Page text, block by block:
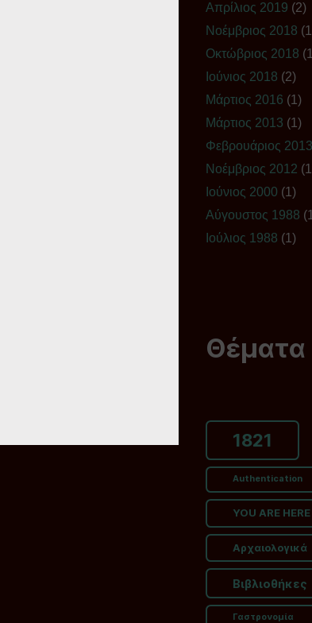
Απρίλιος 2019 (2)
Νοέμβριος 2018
Οκτώβριος 2018
Ιούνιος 2018 (2)
Μάρτιος 2016 (1)
Μάρτιος 2013 (1)
Φεβρουάριος 2013
Νοέμβριος 2012
Ιούνιος 2000 (1)
Αύγουστος 1988
Ιούλιος 1988 (1)
Θέματα
1821
Authentication
YOU ARE HERE
Αρχαιολογικά
Βιβλιοθήκες
Γαστρονομία